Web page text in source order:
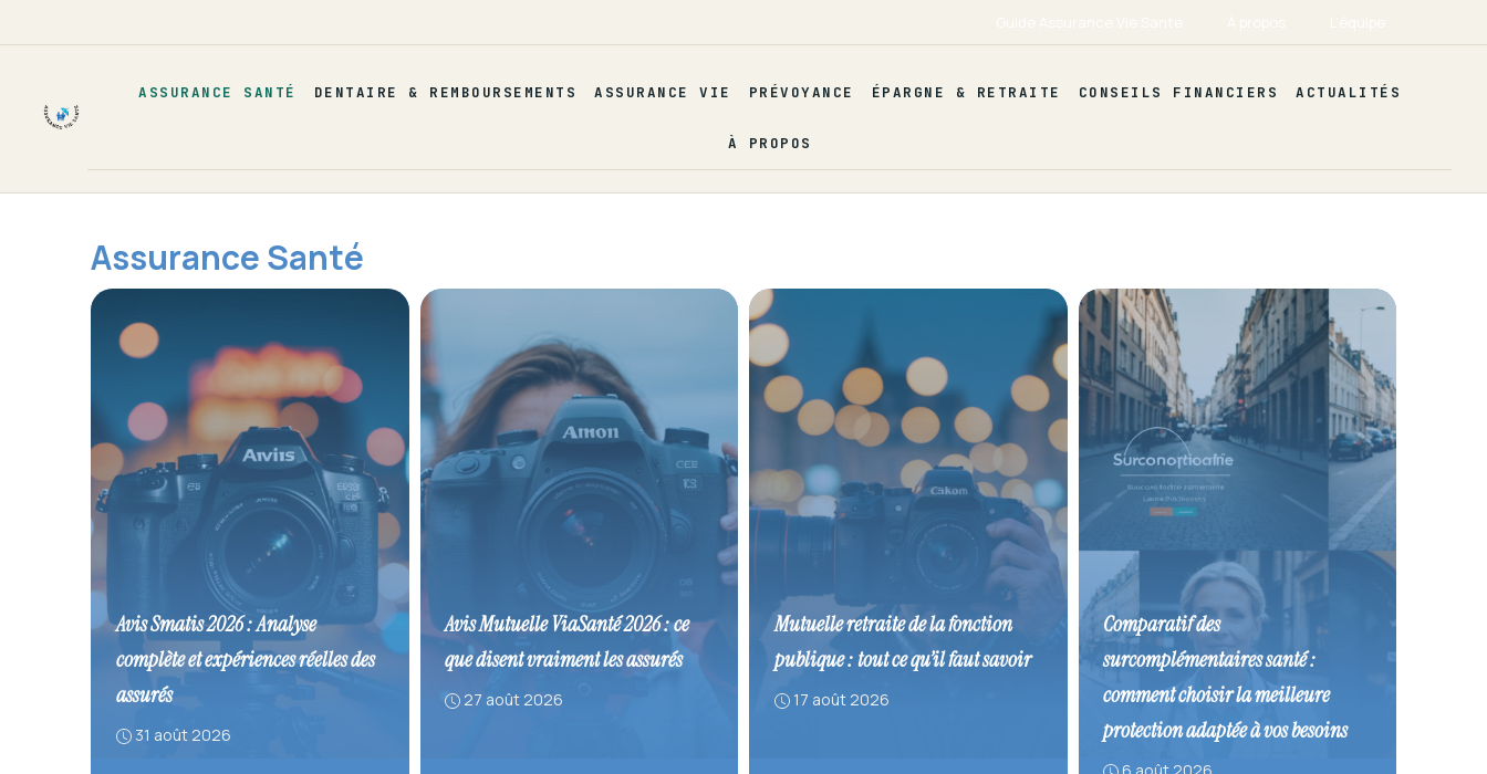
au
ASSURANCE SANTÉ DENTAIRE & REMBOURSEMENTS ASSURANCE VIE PRÉVOYANCE ÉPARGNE & RETRAITE CONSEILS FINANCIERS ACTUALITÉS
À PROPOS
Assurance Santé
Avis Smatis 2026 : Analyse
complète et expériences réelles des
assurés
31 août 2026
Avis Mutuelle ViaSanté 2026 : ce
que disent vraiment les assurés
27 août 2026
Mutuelle retraite de la fonction
publique : tout ce qu’il faut savoir
17 août 2026
Comparatif des
surcomplémentaires santé :
comment choisir la meilleure
protection adaptée à vos besoins
6 août 2026